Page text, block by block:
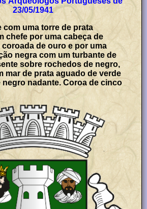
23/05/1941
com uma torre de prata
chefe por uma cabeça de
de ouro e por uma
negra com um turbante de
sobre rochedos de negro,
mar de prata aguado de verde
negro nadante. Coroa de cinco